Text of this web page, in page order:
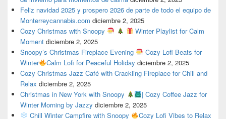
Feliz navidad 2025 y prospero 2026 de parte de todo el equipo de
Monterreycannabis.com diciembre 2, 2025
Cozy Christmas with Snoopy
Winter Playlist for Calm
Moment diciembre 2, 2025
Snoopy’s Christmas Fireplace Evening
Cozy Lofi Beats for
Winter
Calm Lofi for Peaceful Holiday diciembre 2, 2025
Cozy Christmas Jazz Café with Crackling Fireplace for Chill and
Relax diciembre 2, 2025
Christmas in New York with Snoopy
| Cozy Coffee Jazz for
Winter Morning by Jazzy diciembre 2, 2025
Chill Winter Campfire with Snoopy
Cozy Lofi Vibes to Relax